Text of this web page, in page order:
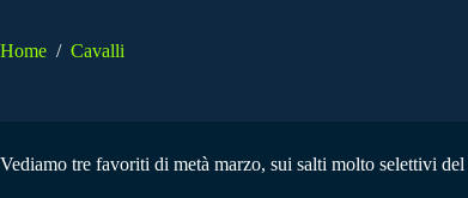
Home / Cavalli
Vediamo tre favoriti di metà marzo, sui salti molto selettivi